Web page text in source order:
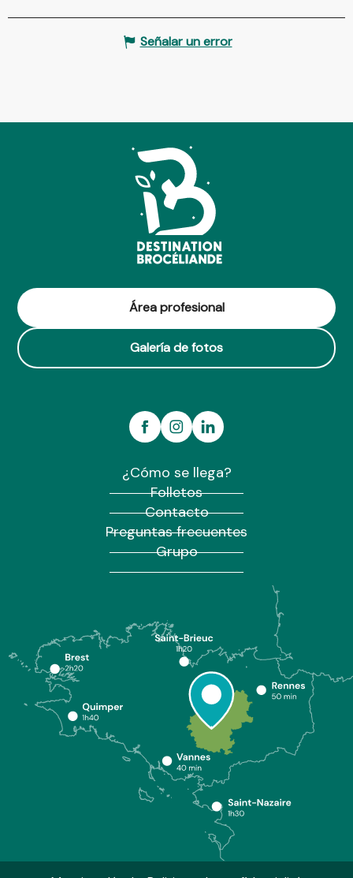
Señalar un error
Área profesional
Galería de fotos
¿Cómo se llega?
Folletos
Contacto
Preguntas frecuentes
Grupo